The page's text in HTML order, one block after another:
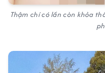
Thậm chí có lần còn khỏa